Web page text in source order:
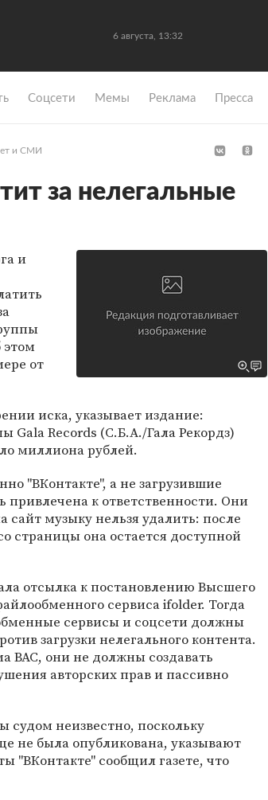
6 августа, 13:32
Coцсети Мемы Реклама Пресса
и СМИ
за нелегальные
и
от
иска, указывает издание:
Gala Records (С.Б.А./Гала Рекордз)
миллиона рублей.
"ВКонтакте", а не загрузившие
привлечена к ответственности. Они
музыку нельзя удалить: после
страницы она остается доступной
отсылка к постановлению Высшего
сервиса ifolder. Тогда
сервисы и соцсети должны
загрузки нелегального контента.
ВАС, они не должны создавать
авторских прав и пассивно
судом неизвестно, поскольку
не была опубликована, указывают
"ВКонтакте" сообщил газете, что